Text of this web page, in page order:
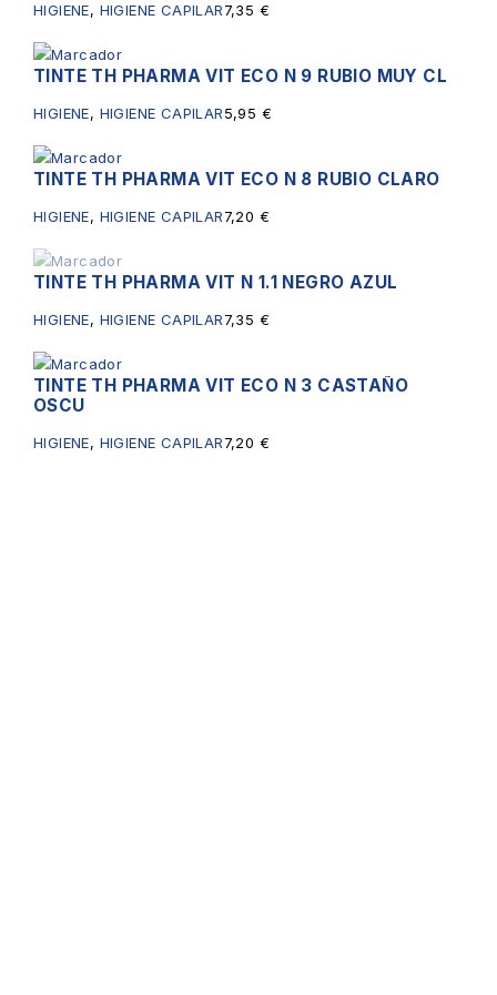
HIGIENE, HIGIENE CAPILAR7,35 €
TINTE TH PHARMA VIT ECO N 9 RUBIO MUY CL
HIGIENE, HIGIENE CAPILAR5,95 €
TINTE TH PHARMA VIT ECO N 8 RUBIO CLARO
HIGIENE, HIGIENE CAPILAR7,20 €
Sin existencias
TINTE TH PHARMA VIT N 1.1 NEGRO AZUL
HIGIENE, HIGIENE CAPILAR7,35 €
TINTE TH PHARMA VIT ECO N 3 CASTAÑO
OSCU
HIGIENE, HIGIENE CAPILAR7,20 €